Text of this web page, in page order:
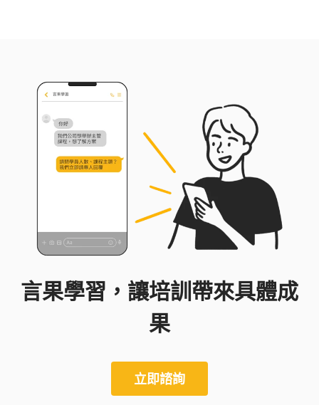
為改變的顧問，擅長課程包含目標管理、問題分析
解決、績效管理、銷售技巧、溝通與談判技巧等。
言果學習，讓培訓帶來具體成
果
立即諮詢